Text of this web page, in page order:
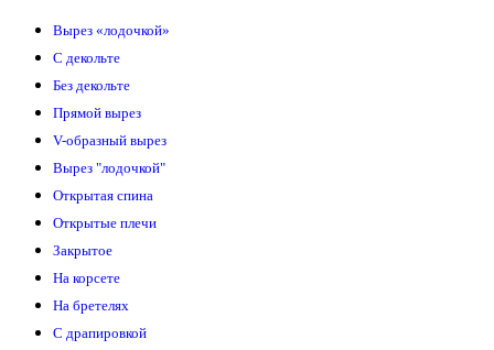
Вырез «лодочкой»
С декольте
Без декольте
Прямой вырез
V-образный вырез
Вырез "лодочкой"
Открытая спина
Открытые плечи
Закрытое
На корсете
На бретелях
С драпировкой